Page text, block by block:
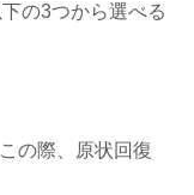
の3つから選べる
の際、原状回復